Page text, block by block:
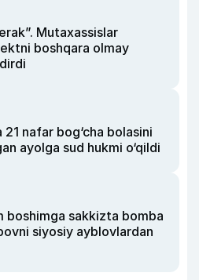
Mutaxassislar
boshqara olmay
nafar bog‘cha bolasini
ayolga sud hukmi o‘qildi
boshimga sakkizta bomba
siyosiy ayblovlardan